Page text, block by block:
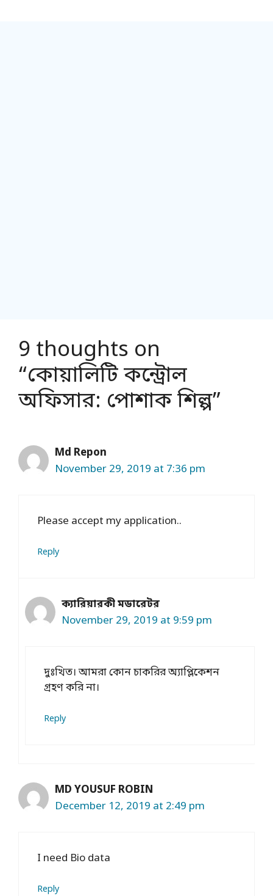
9 thoughts on
“কোয়ালিটি কন্ট্রোল
অফিসার: পোশাক শিল্প”
Md Repon
November 29, 2019 at 7:36 pm
Please accept my application..
Reply
ক্যারিয়ারকী মডারেটর
November 29, 2019 at 9:59 pm
দুঃখিত। আমরা কোন চাকরির অ্যাপ্লিকেশন
গ্রহণ করি না।
Reply
MD YOUSUF ROBIN
December 12, 2019 at 2:49 pm
I need Bio data
Reply